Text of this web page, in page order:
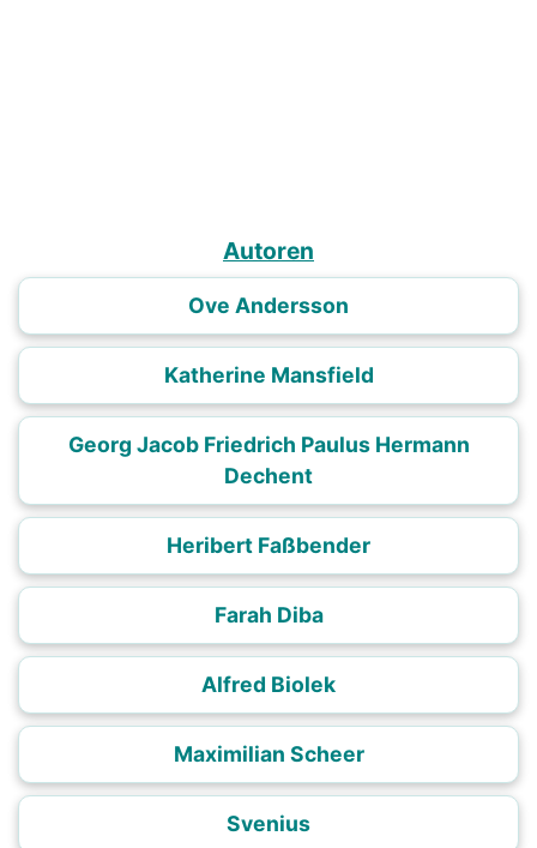
Autoren
Ove Andersson
Katherine Mansfield
Georg Jacob Friedrich Paulus Hermann
Dechent
Heribert Faßbender
Farah Diba
Alfred Biolek
Maximilian Scheer
Svenius